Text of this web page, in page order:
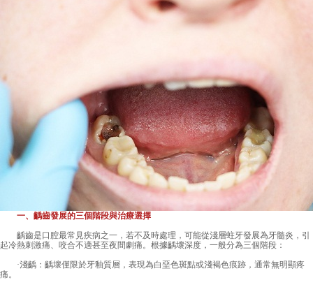
一、齲齒發展的三個階段與治療選擇
齲齒是口腔最常見疾病之一，若不及時處理，可能從淺層蛀牙發展為牙髓炎，引
起冷熱刺激痛、咬合不適甚至夜間劇痛。根據齲壞深度，一般分為三個階段：
·淺齲：齲壞僅限於牙釉質層，表現為白堊色斑點或淺褐色痕跡，通常無明顯疼
痛。